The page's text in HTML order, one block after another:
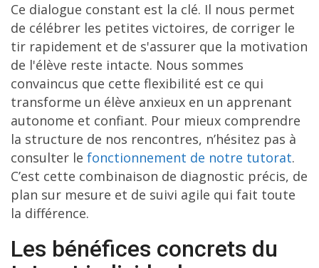
Ce dialogue constant est la clé. Il nous permet
de célébrer les petites victoires, de corriger le
tir rapidement et de s'assurer que la motivation
de l'élève reste intacte. Nous sommes
convaincus que cette flexibilité est ce qui
transforme un élève anxieux en un apprenant
autonome et confiant. Pour mieux comprendre
la structure de nos rencontres, n’hésitez pas à
consulter le fonctionnement de notre tutorat.
C’est cette combinaison de diagnostic précis, de
plan sur mesure et de suivi agile qui fait toute
la différence.
Les bénéfices concrets du